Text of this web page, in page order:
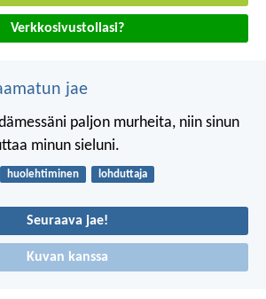
Verkkosivustollasi?
jae
paljon murheita, niin sinun
minun sieluni.
huolehtiminen lohduttaja
Seuraava jae!
Kuvan kanssa